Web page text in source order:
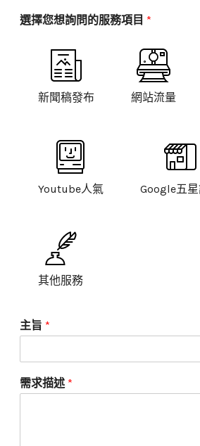
選擇您想詢問的服務項目 *
新聞稿發布 網站流量
Youtube人氣 Google五
其他服務
主旨 *
需求描述 *